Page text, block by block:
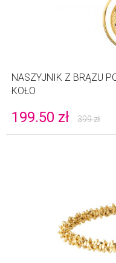
NASZYJNIK Z BRĄZU
KOŁO
199.50 zł 399zł